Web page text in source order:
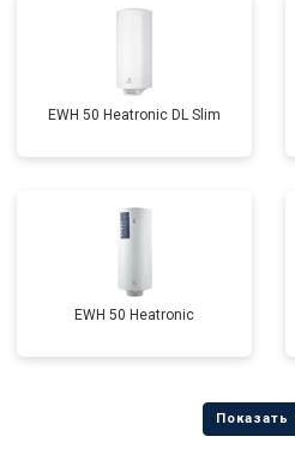
EWH 50 Heatronic DL Slim
EWH 50 Heatronic